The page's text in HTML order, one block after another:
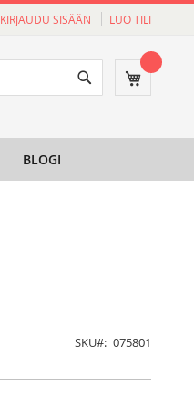
KIRJAUDU SISÄÄN LUO TILI
Ostoskori
BLOGI
SKU 075801